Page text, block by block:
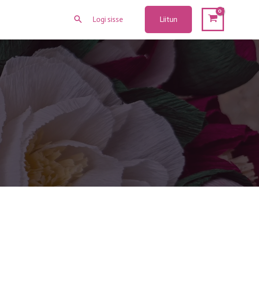
SearchLogi sisse Liitun